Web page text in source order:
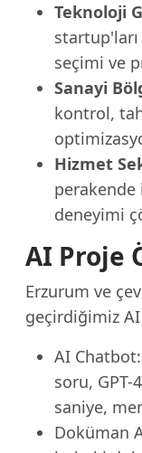
Teknoloji
seçimi ve
Sanayi
kontrol,
Hizmet
deneyimi
AI Proje
Erzurum ve
geçirdiğimiz
AI
soru, GPT-
saniye,
Doküman